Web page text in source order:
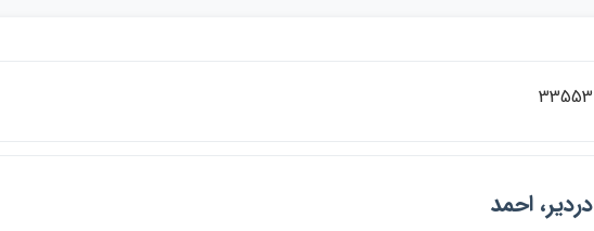
33553
دردير، احمد